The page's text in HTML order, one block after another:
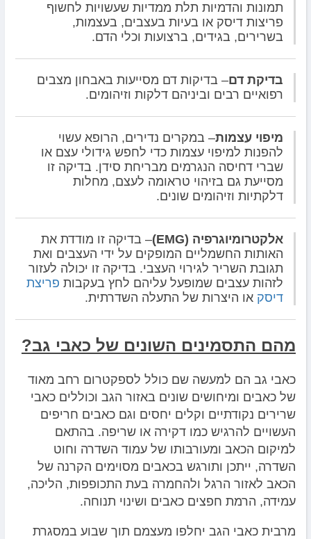
תמונות והדמיות תלת ממדיות שעשויות לחשוף
פריצות דיסק או בעיות בעצבים, בעצמות,
בשרירים, בגידים, ברצועות וכלי הדם.
בדיקת דם– בדיקות דם מסייעות באבחון מצבים
רפואיים רבים וביניהם דלקות וזיהומים.
מיפוי עצמות– במקרים נדירים, הרופא עשוי
להפנות למיפוי עצמות כדי לחפש גידולי עצם או
שברי דחיסה הנגרמים מבריחת סידן. בדיקה זו
מסייעת גם בזיהוי טראומה לעצם, מחלות
דלקתיות וזיהומים שונים.
אלקטרומיוגרפיה (EMG)
– בדיקה זו מודדת את
האותות החשמליים המופקים על ידי העצבים ואת
תגובת השריר לגירוי העצבי. בדיקה זו יכולה לעזור
לזהות עצבים שמופעל עליהם לחץ בעקבות פריצת
דיסק או היצרות של התעלה השדרתית.
מהם התסמינים השונים של כאבי גב?
כאבי גב הם למעשה שם כולל לספקטרום רחב מאוד
של כאבים ומיחושים שונים באזור הגב וכוללים כאבי
שרירים נקודתיים וקלים יחסים וגם כאבים חריפים
העשויים להרגיש כמו דקירה או שריפה. בהתאם
למיקום הכאב ומעורבותו של עמוד השדרה וחוט
השדרה, ייתכן ותורגש בכאבים מסוימים הקרנה של
הכאב לאזור הרגל ולהחמרה בעת התכופפות, הליכה,
עמידה, הרמת חפצים כאבים ושינוי תנוחה.
מרבית כאבי הגב יחלפו מעצמם תוך שבוע במסגרת